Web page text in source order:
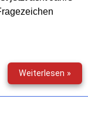
Weiterlesen »Die
drei
???